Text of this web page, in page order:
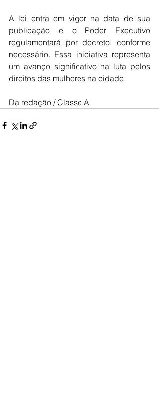
A lei entra em vigor na data de sua
publicação e o Poder Executivo
regulamentará por decreto, conforme
necessário. Essa iniciativa representa
um avanço significativo na luta pelos
direitos das mulheres na cidade.
Da redação / Classe A